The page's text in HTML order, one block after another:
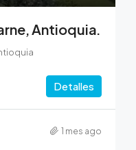
Antioquia.
Detalles
1 mes ago